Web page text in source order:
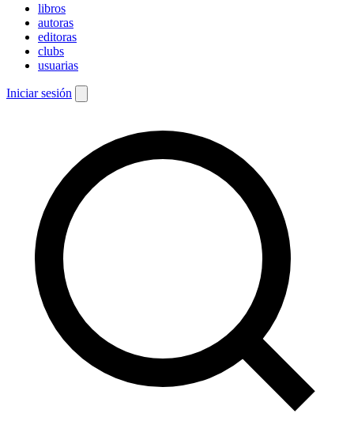
libros
autoras
editoras
clubs
usuarias
Iniciar sesión